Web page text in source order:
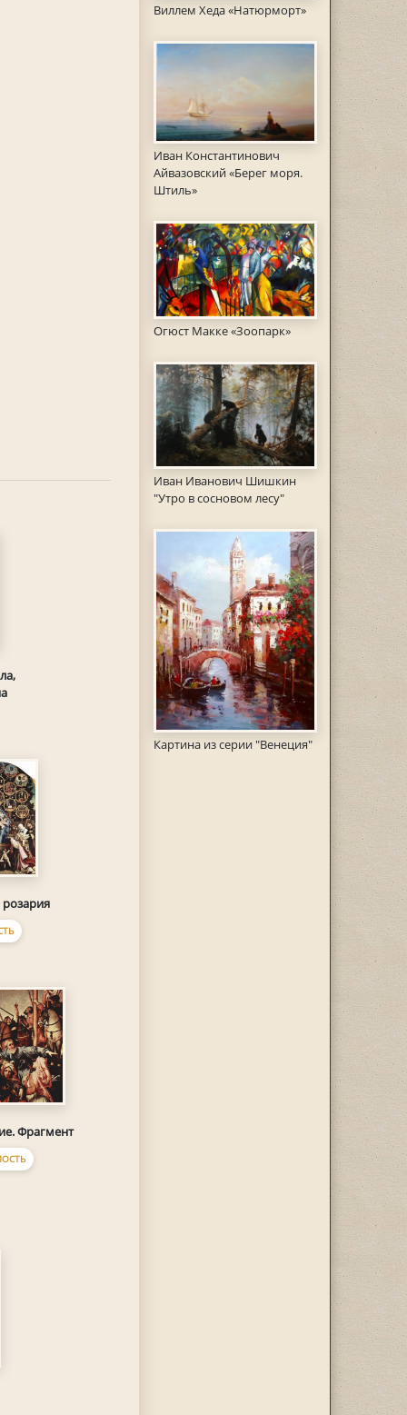
Виллем Хеда «Натюрморт»
Иван Константинович
Айвазовский «Берег моря.
Штиль»
Огюст Макке «Зоопарк»
Иван Иванович Шишкин
"Утро в сосновом лесу"
Картина из серии "Венеция"
Фрагмент